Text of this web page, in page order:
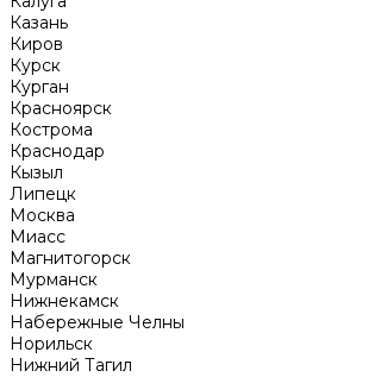
Казань
Киров
Курск
Курган
Красноярск
Кострома
Краснодар
Кызыл
Липецк
Москва
Миасс
Магнитогорск
Мурманск
Нижнекамск
Набережные Челны
Норильск
Нижний Тагил